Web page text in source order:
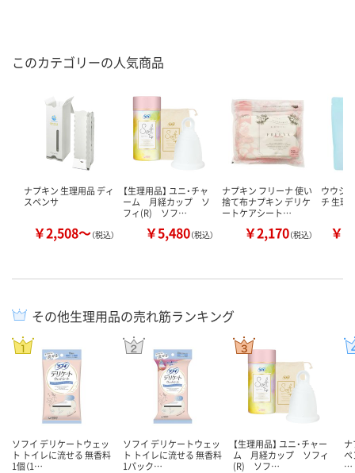
このカテゴリーの人気商品
ナプキン 生理用品 ディ
スペンサ
￥2,508～（税込）
【生理用品】 ユニ・チャ
ーム 月経カップ ソ
フィ(R) ソフ…
￥5,480（税込）
ナプキン フリーナ 使い
捨て布ナプキン デリケ
ートケアシート…
￥2,170（税込）
ウウシ
チ 生理
￥
その他生理用品の売れ筋ランキング
ソフイ デリケートウェッ
ト トイレに流せる 無香料
1個（1…
ソフイ デリケートウェッ
ト トイレに流せる 無香料
1パック…
【生理用品】 ユニ・チャー
ム 月経カップ ソフィ
(R) ソフ…
ペ
…